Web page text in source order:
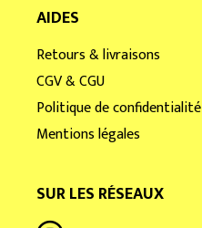
AIDES
Retours & livraisons
CGV & CGU
Politique de confidentialité
Mentions légales
SUR LES RÉSEAUX